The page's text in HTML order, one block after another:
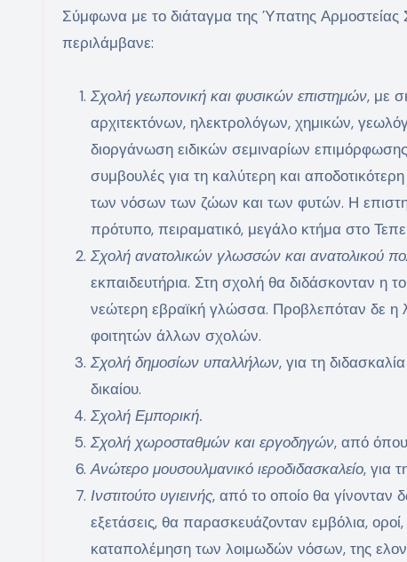
Σύμφωνα με το διάταγμα της Ύπατης Αρμοστείας
περιλάμβανε:
Σχολή γεωπονική και φυσικών επιστημών, με
αρχιτεκτόνων, ηλεκτρολόγων, χημικών,
διοργάνωση ειδικών σεμιναρίων
συμβουλές για τη καλύτερη και
των νόσων των ζώων και των φυτών. Η
πρότυπο, πειραματικό, μεγάλο κτήμα στο
Σχολή ανατολικών γλωσσών και ανατολικού
εκπαιδευτήρια. Στη σχολή θα διδάσκονταν η
νεώτερη εβραϊκή γλώσσα. Προβλεπόταν δε η
φοιτητών άλλων σχολών.
Σχολή δημοσίων υπαλλήλων, για τη
δικαίου.
Σχολή Εμπορική.
Σχολή χωροσταθμών και εργοδηγών, από
Ανώτερο μουσουλμανικό ιεροδιδασκαλείο, για
Ινστιτούτο υγιεινής, από το οποίο θα γίνονταν
εξετάσεις, θα παρασκευάζονταν εμβόλια,
καταπολέμηση των λοιμωδών νόσων, της